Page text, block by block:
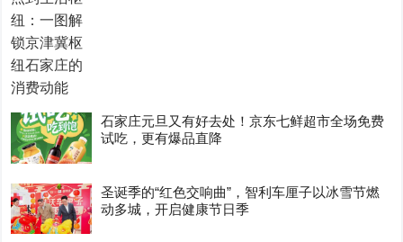
石家庄元旦又有好去处！京东七鲜超市全场免费
试吃，更有爆品直降
圣诞季的“红色交响曲”，智利车厘子以冰雪节燃
动多城，开启健康节日季